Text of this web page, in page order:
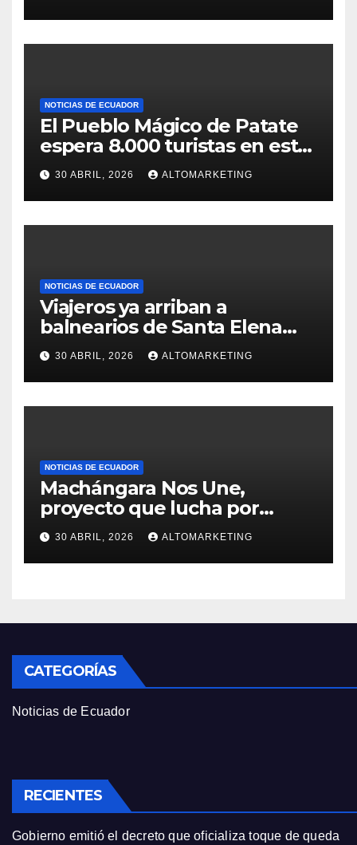
NOTICIAS DE ECUADOR
El Pueblo Mágico de Patate
espera 8.000 turistas en este
feriado: estos son sus
atractivos
30 ABRIL, 2026 ALTOMARKETING
NOTICIAS DE ECUADOR
Viajeros ya arriban a
balnearios de Santa Elena
para disfrutar de feriado
extendido: Salinas y
Montañita con ocupación del
60 % y 100%
30 ABRIL, 2026 ALTOMARKETING
NOTICIAS DE ECUADOR
Machángara Nos Une,
proyecto que lucha por
salvar al río contaminado de
Quito
30 ABRIL, 2026 ALTOMARKETING
CATEGORÍAS
Noticias de Ecuador
RECIENTES
Gobierno emitió el decreto que oficializa toque de queda